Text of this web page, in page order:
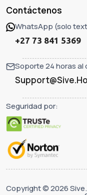
Contáctenos
WhatsApp (solo
+27 73 841 5369
Soporte 24 horas al
Seguridad por:
Copyright © 2026